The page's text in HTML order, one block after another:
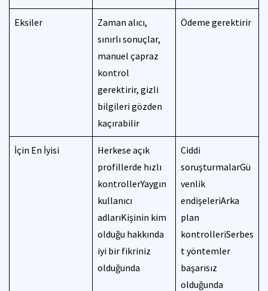
Eksiler
Zaman alıcı,
sınırlı sonuçlar,
manuel çapraz
kontrol
gerektirir, gizli
bilgileri gözden
kaçırabilir
Ödeme gerektirir
İçin En İyisi
Herkese açık
profillerde hızlı
kontrollerYaygın
kullanıcı
adlarıKişinin kim
olduğu hakkında
iyi bir fikriniz
olduğunda
Ciddi
soruşturmalarGü
venlik
endişeleriArka
plan
kontrolleriSerbes
t yöntemler
başarısız
olduğunda